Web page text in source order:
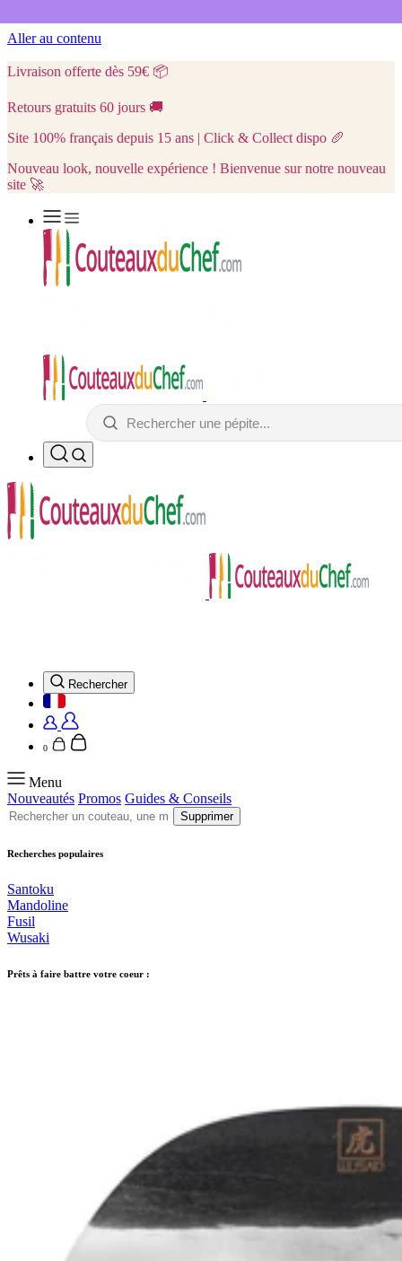
Aller au contenu
Livraison offerte dès 59€ 📦
Retours gratuits 60 jours 🚚
Site 100% français depuis 15 ans | Click & Collect dispo 🥖
Nouveau look, nouvelle expérience ! Bienvenue sur notre nouveau
site 🚀
Rechercher
0
Menu
Nouveautés Promos Guides & Conseils
Supprimer
Recherches populaires
Santoku
Mandoline
Fusil
Wusaki
Prêts à faire battre votre coeur :